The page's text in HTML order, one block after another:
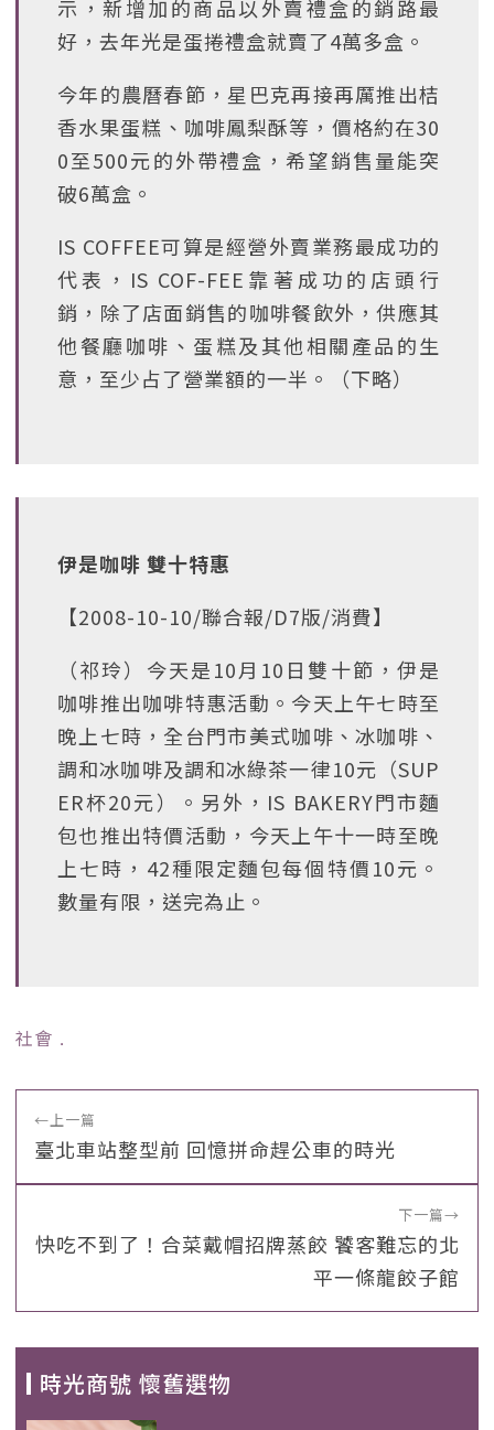
示，新增加的商品以外賣禮盒的銷路最
好，去年光是蛋捲禮盒就賣了4萬多盒。
今年的農曆春節，星巴克再接再厲推出桔
香水果蛋糕、咖啡鳳梨酥等，價格約在30
0至500元的外帶禮盒，希望銷售量能突
破6萬盒。
IS COFFEE可算是經營外賣業務最成功的
代表，IS COF-FEE靠著成功的店頭行
銷，除了店面銷售的咖啡餐飲外，供應其
他餐廳咖啡、蛋糕及其他相關產品的生
意，至少占了營業額的一半。（下略）
伊是咖啡 雙十特惠
【2008-10-10/聯合報/D7版/消費】
（祁玲）今天是10月10日雙十節，伊是
咖啡推出咖啡特惠活動。今天上午七時至
晚上七時，全台門市美式咖啡、冰咖啡、
調和冰咖啡及調和冰綠茶一律10元（SUP
ER杯20元）。另外，IS BAKERY門市麵
包也推出特價活動，今天上午十一時至晚
上七時，42種限定麵包每個特價10元。
數量有限，送完為止。
社會 ﹒
←上一篇
臺北車站整型前 回憶拼命趕公車的時光
下一篇→
快吃不到了！合菜戴帽招牌蒸餃 饕客難忘的北
平一條龍餃子館
時光商號 懷舊選物